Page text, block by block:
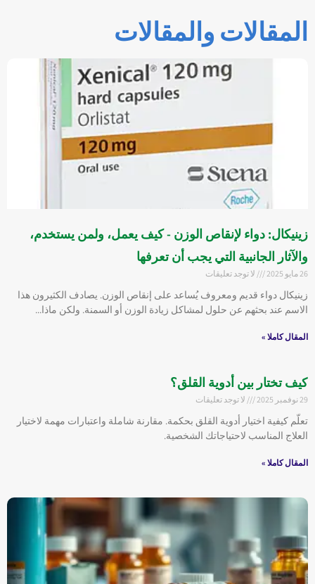
المقالات والمقالات
زينيكال: دواء لإنقاص الوزن - كيف يعمل، ولمن يستخدم،
والآثار الجانبية التي يجب أن تعرفها
26 مايو 2025 لا توجد تعليقات
زينيكال دواء قديم ومعروف يُساعد على إنقاص الوزن. يصادف الكثيرون هذا
الاسم عند بحثهم عن حلول لمشاكل زيادة الوزن أو السمنة. ولكن ماذا...
المقال كاملا »
كيف تختار بين أدوية القلق؟
29 نوفمبر 2025 لا توجد تعليقات
تعلّم كيفية اختيار أدوية القلق بحكمة. مقارنة شاملة واعتبارات مهمة لاختيار
العلاج المناسب لاحتياجاتك الشخصية.
المقال كاملا »